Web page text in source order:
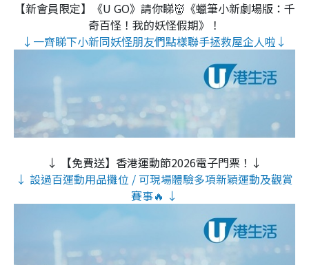
【新會員限定】《U GO》請你睇👹《蠟筆小新劇場版：千
奇百怪！我的妖怪假期》！
↓一齊睇下小新同妖怪朋友們點樣聯手拯救屋企人啦↓
↓ 【免費送】香港運動節2026電子門票！↓
↓ 設過百運動用品攤位 / 可現場體驗多項新穎運動及觀賞
賽事🔥 ↓